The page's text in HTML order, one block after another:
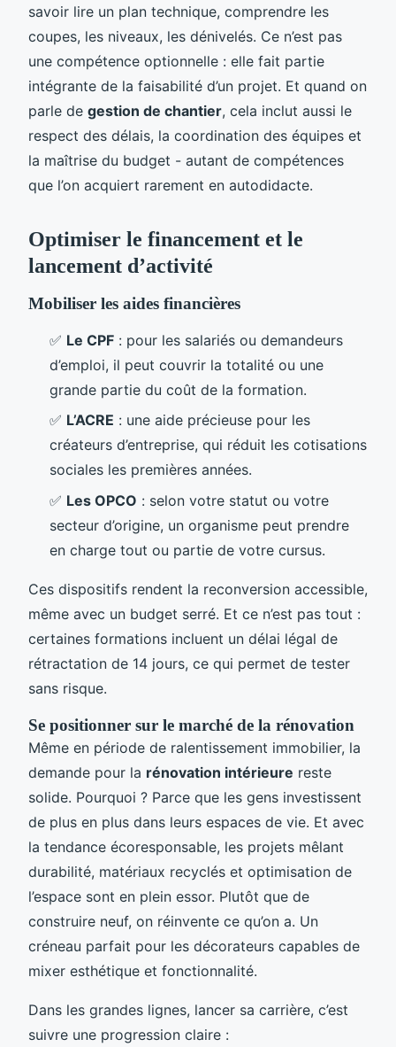
savoir lire un plan technique, comprendre les
coupes, les niveaux, les dénivelés. Ce n’est pas
une compétence optionnelle : elle fait partie
intégrante de la faisabilité d’un projet. Et quand on
parle de gestion de chantier, cela inclut aussi le
respect des délais, la coordination des équipes et
la maîtrise du budget - autant de compétences
que l’on acquiert rarement en autodidacte.
Optimiser le financement et le
lancement d’activité
Mobiliser les aides financières
✅ Le CPF : pour les salariés ou demandeurs
d’emploi, il peut couvrir la totalité ou une
grande partie du coût de la formation.
✅ L’ACRE : une aide précieuse pour les
créateurs d’entreprise, qui réduit les cotisations
sociales les premières années.
✅ Les OPCO : selon votre statut ou votre
secteur d’origine, un organisme peut prendre
en charge tout ou partie de votre cursus.
Ces dispositifs rendent la reconversion accessible,
même avec un budget serré. Et ce n’est pas tout :
certaines formations incluent un délai légal de
rétractation de 14 jours, ce qui permet de tester
sans risque.
Se positionner sur le marché de la rénovation
Même en période de ralentissement immobilier, la
demande pour la rénovation intérieure reste
solide. Pourquoi ? Parce que les gens investissent
de plus en plus dans leurs espaces de vie. Et avec
la tendance écoresponsable, les projets mêlant
durabilité, matériaux recyclés et optimisation de
l’espace sont en plein essor. Plutôt que de
construire neuf, on réinvente ce qu’on a. Un
créneau parfait pour les décorateurs capables de
mixer esthétique et fonctionnalité.
Dans les grandes lignes, lancer sa carrière, c’est
suivre une progression claire :